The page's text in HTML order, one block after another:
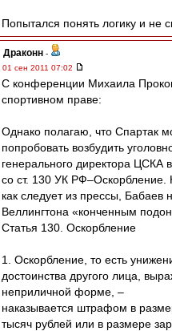
Попытался понять логику и не
Драконн -
01 сен 2011 07:02
С конференции Михаила
спортивном праве:
Однако полагаю, что Спартак
попробовать возбудить
генерального директора ЦСКА в
со ст. 130 УК РФ–Оскорбление.
как следует из прессы, Бабаев
Веллингтона «конченным
Статья 130. Оскорбление
1. Оскорбление, то есть
достоинства другого лица,
неприличной форме, –
наказывается штрафом в
тысяч рублей или в размере